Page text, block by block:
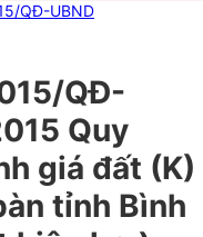
QĐ-UBND
QĐ-
Quy
giá đất (K)
tỉnh Bình